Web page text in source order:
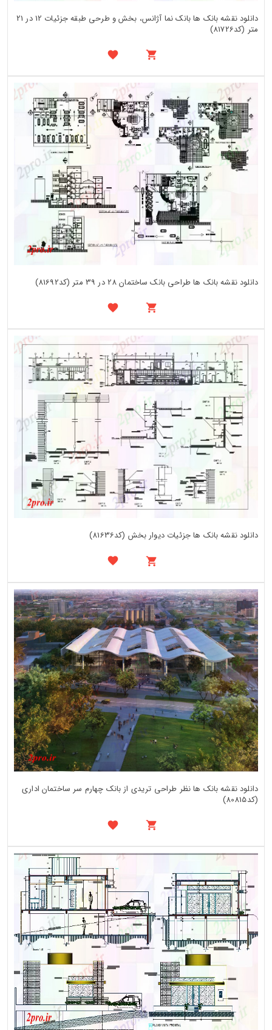
دانلود نقشه بانک ها بانک نما آژانس، بخش و طرحی طبقه جزئیات 12 در 21
متر (کد81726)
دانلود نقشه بانک ها طراحی بانک ساختمان 28 در 39 متر (کد81692)
دانلود نقشه بانک ها جزئیات دیوار بخش (کد81636)
دانلود نقشه بانک ها نظر طراحی تریدی از بانک چهارم سر ساختمان اداری
(کد80815)